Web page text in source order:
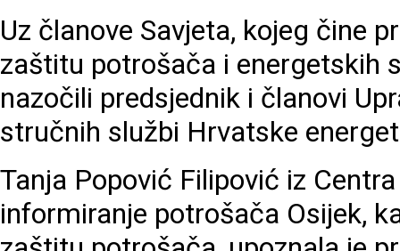
Uz članove Savjeta, kojeg čine
zaštitu potrošača i energetskih
nazočili predsjednik i članovi
stručnih službi Hrvatske
Tanja Popović Filipović iz
informiranje potrošača Osijek,